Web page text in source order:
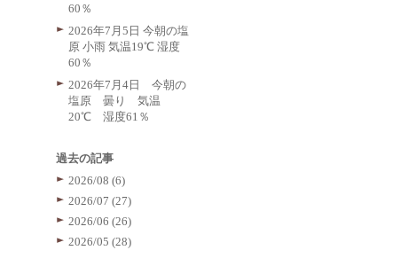
60％
2026年7月5日 今朝の塩
原 小雨 気温19℃ 湿度
60％
2026年7月4日 今朝の
塩原 曇り 気温
20℃ 湿度61％
過去の記事
2026/08 (6)
2026/07 (27)
2026/06 (26)
2026/05 (28)